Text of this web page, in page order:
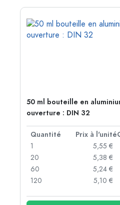
50 ml bouteille en
ouverture : DIN 32
Quantité Prix à l'unité
1
5,55 €
20
5,38 €
60
5,24 €
120
5,10 €